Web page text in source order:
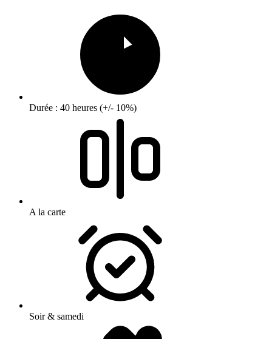
Durée : 40 heures (+/- 10%)
A la carte
Soir & samedi